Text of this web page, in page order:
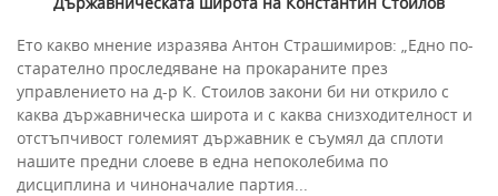
Eто какво мнение изразява Антон Страшимиров: „Едно по-
старателно проследяване на прокараните през
управлението на д-р К. Стоилов закони би ни открило с
каква държавническа широта и с каква снизходителност и
отстъпчивост големият държавник е съумял да сплоти
нашите предни слоеве в една непоколебима по
дисциплина и чиноначалие партия...